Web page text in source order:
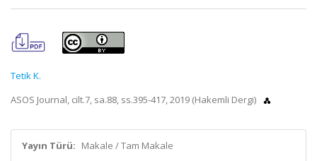
Tetik K.
ASOS Journal, cilt.7, sa.88, ss.395-417, 2019 (Hakemli Dergi)
Yayın Türü: Makale / Tam Makale